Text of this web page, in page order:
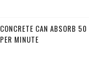
CONCRETE CAN ABSORB 50
PER MINUTE